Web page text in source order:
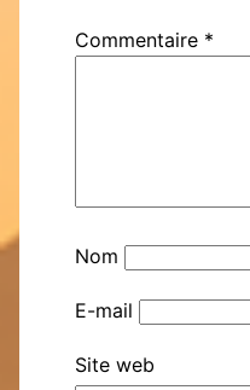
Commentaire *
Nom
E-mail
Site web